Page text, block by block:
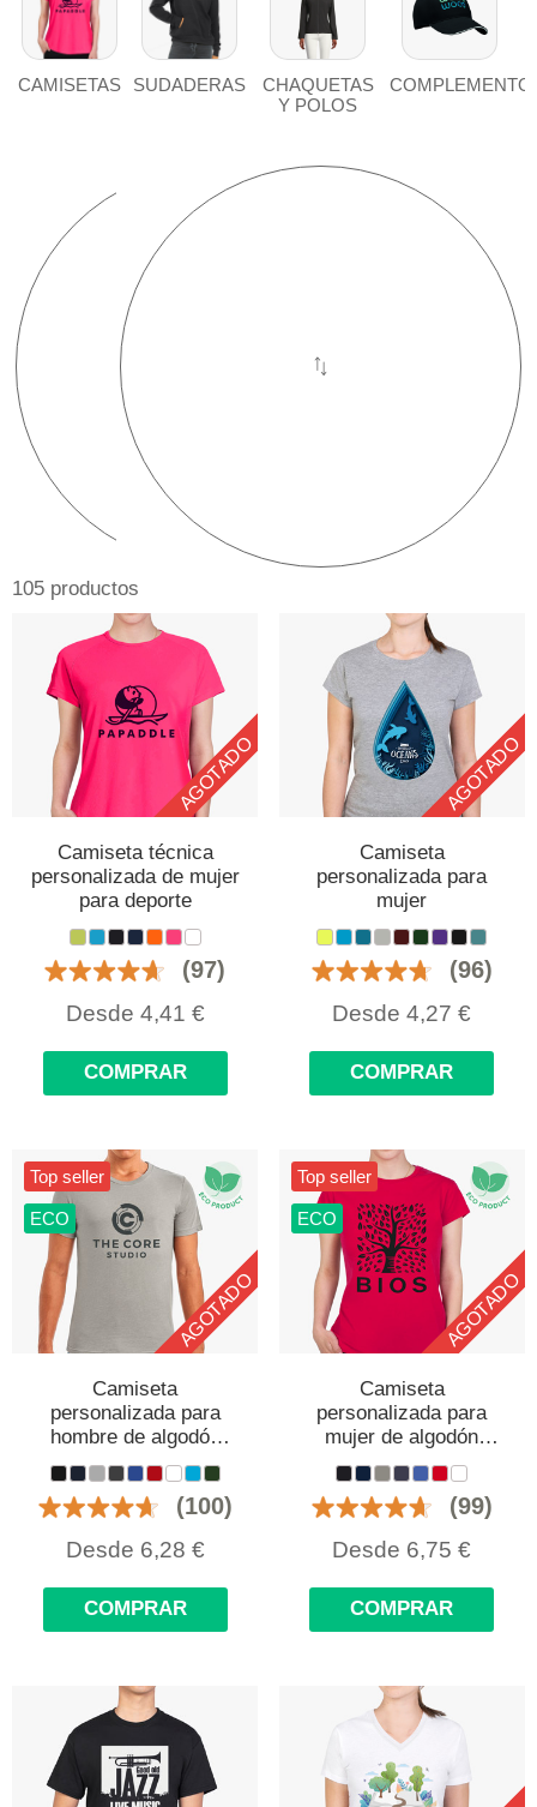
CAMISETAS SUDADERAS
CHAQUETAS
Y POLOS
105 productos
AGOTADO
Camiseta técnica
personalizada de mujer
para deporte
(97)
Desde 4,41 €
COMPRAR
AGOTADO
Camiseta
personalizada para
mujer
(96)
Desde4,27 €
COMPRAR
ECO
Top seller
AGOTADO
Camiseta
personalizada para
hombre de algodón
orgánico
(100)
Desde 6,28 €
COMPRAR
ECO
Top seller
AGOTADO
Camiseta
personalizada para
mujer de algodón
orgánico
(99)
Desde 6,75 €
COMPRAR